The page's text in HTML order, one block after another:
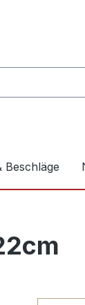
Beschläge